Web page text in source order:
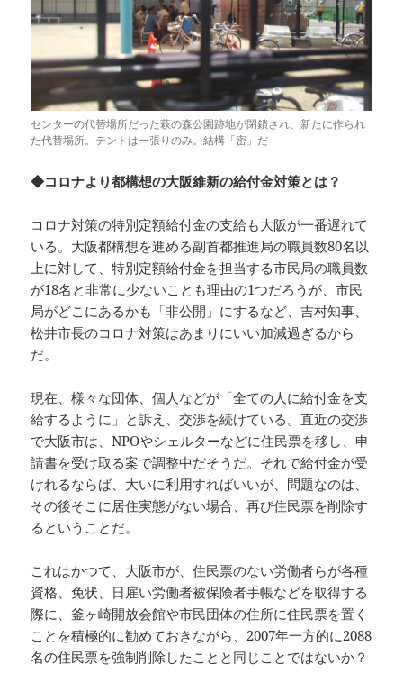
センターの代替場所だった萩の森公園跡地が閉鎖され、新たに作られ
た代替場所。テントは一張りのみ。結構「密」だ
◆コロナより都構想の大阪維新の給付金対策とは？
コロナ対策の特別定額給付金の支給も大阪が一番遅れて
いる。大阪都構想を進める副首都推進局の職員数80名以
上に対して、特別定額給付金を担当する市民局の職員数
が18名と非常に少ないことも理由の1つだろうが、市民
局がどこにあるかも「非公開」にするなど、吉村知事、
松井市長のコロナ対策はあまりにいい加減過ぎるから
だ。
現在、様々な団体、個人などが「全ての人に給付金を支
給するように」と訴え、交渉を続けている。直近の交渉
で大阪市は、NPOやシェルターなどに住民票を移し、申
請書を受け取る案で調整中だそうだ。それで給付金が受
けれるならば、大いに利用すればいいが、問題なのは、
その後そこに居住実態がない場合、再び住民票を削除す
るということだ。
これはかつて、大阪市が、住民票のない労働者らが各種
資格、免状、日雇い労働者被保険者手帳などを取得する
際に、釜ヶ崎開放会館や市民団体の住所に住民票を置く
ことを積極的に勧めておきながら、2007年一方的に2088
名の住民票を強制削除したことと同じことではないか？